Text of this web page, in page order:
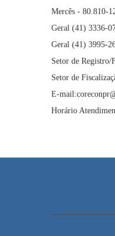
Mercês - 80.810-
Geral (41) 3336-
Geral (41) 3995-
Setor de
Setor de
E-
Horário